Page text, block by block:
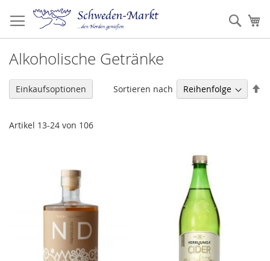
Inhalt
springen
Alkoholische Getränke
Artikel 13-24 von 106
Sortieren nach
Einkaufsoptionen